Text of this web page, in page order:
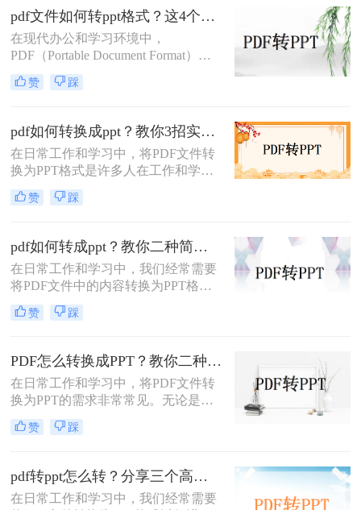
文件转换为PPT格式以便于制作演示
文稿。那么PDF怎样转换成PPT呢？
在本文中，我们将介绍三种方法，以
帮助您将PDF文件转换为PPT文件。
pdf文件如何转ppt格式？这4个方法请收好！方便又好用！
在现代办公和学习环境中，
PDF（Portable Document Format）因
其出色的跨平台兼容性和保持文档格
式不变的能力而广受欢迎。然而，在
件中的内容转换成PPT（PowerPoint
Presentation）格式，以便进行演示或
进一步编辑。那么pdf文件如何转ppt
格式呢？本文将详细介绍几种将PDF
文件转换为PPT格式的有效方法，帮
助您轻松应对这一需求。
赞 踩
pdf如何转换成ppt？教你3招实用方法轻松搞定！
在日常工作和学习中，将PDF文件转
换为PPT格式是许多人在工作和学习
中常遇到的需求，特别是当需要将
PDF中的内容进行编辑、演示或分享
文将介绍三种常用的PDF转PPT的方
法。
赞 踩
pdf如何转成ppt？教你二种简单实用的转换方法!
在日常工作和学习中，我们经常需要
将PDF文件中的内容转换为PPT格
式，以便于演示和分享。那么PDF如
何转成PPT呢？以下是两种常用的方
换。
赞 踩
PDF怎么转换成PPT？教你二种转换方法！
在日常工作和学习中，将PDF文件转
换为PPT的需求非常常见。无论是为
了方便展示、编辑还是进一步处理，
掌握几种高效的PDF转PPT方法都是
PPT呢？本文将详细介绍两种常见的
PDF转PPT方法，帮助用户轻松完成
文件格式转换。
赞 踩
pdf转ppt怎么转？分享三个高效转换方法！
在日常工作和学习中，我们经常需要